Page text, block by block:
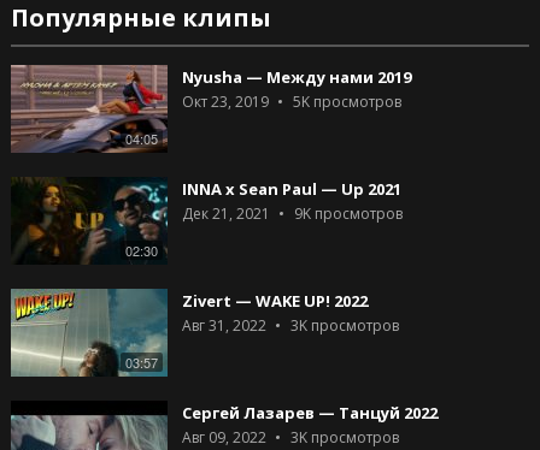
Популярные клипы
04:05
Nyusha — Между нами 2019
Окт 23, 2019 5Kпросмотров
02:30
INNA x Sean Paul — Up 2021
Дек 21, 2021 9Kпросмотров
03:57
Zivert — WAKE UP! 2022
Авг 31, 2022 3Kпросмотров
Сергей Лазарев — Танцуй 2022
Авг 09, 2022 3Kпросмотров